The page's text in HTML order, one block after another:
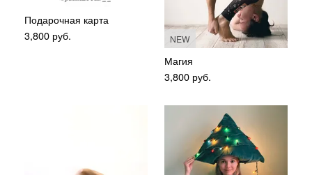
Подарочная карта
3,800 руб. NEW
Магия
3,800 руб.